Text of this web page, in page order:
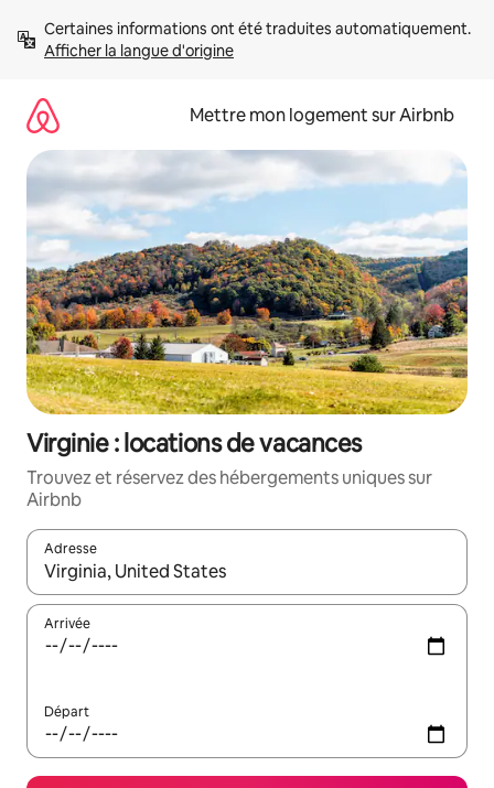
directement
Afficher la langue d'origine
Mettre mon logement sur Airbnb
Virginie : locations de vacances
Trouvez et réservez des hébergements uniques sur
Airbnb
Adresse
Lorsque les résultats s'affichent, utilisez les flèches vers le
Arrivée
Départ